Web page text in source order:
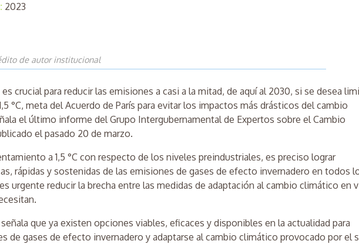
2023
de autor institucional
crucial para reducir las emisiones a casi a la mitad, de aquí al 2030, si se desea
°C, meta del Acuerdo de París para evitar los impactos más drásticos del cambio
el último informe del Grupo Intergubernamental de Expertos sobre el Cambio
el pasado 20 de marzo.
a 1,5 °C con respecto de los niveles preindustriales, es preciso lograr
rápidas y sostenidas de las emisiones de gases de efecto invernadero en todos
urgente reducir la brecha entre las medidas de adaptación al cambio climático en
que ya existen opciones viables, eficaces y disponibles en la actualidad para
de gases de efecto invernadero y adaptarse al cambio climático provocado por el